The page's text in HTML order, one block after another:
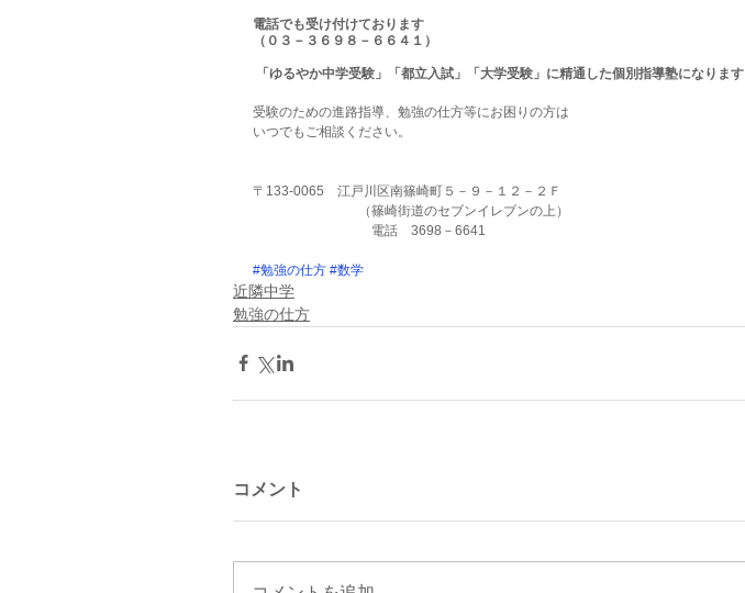
電話でも受け付けております
（０３－３６９８－６６４１）
「ゆるやか中学受験」「都立入試」「大学受験」に精通した個別指導塾になります
受験のための進路指導、勉強の仕方等にお困りの方は
いつでもご相談ください。
〒133-0065　江戸川区南篠崎町５－９－１２－２Ｆ
（篠崎街道のセブンイレブンの上）
電話　3698－6641
#勉強の仕方 #数学
近隣中学
勉強の仕方
コメント